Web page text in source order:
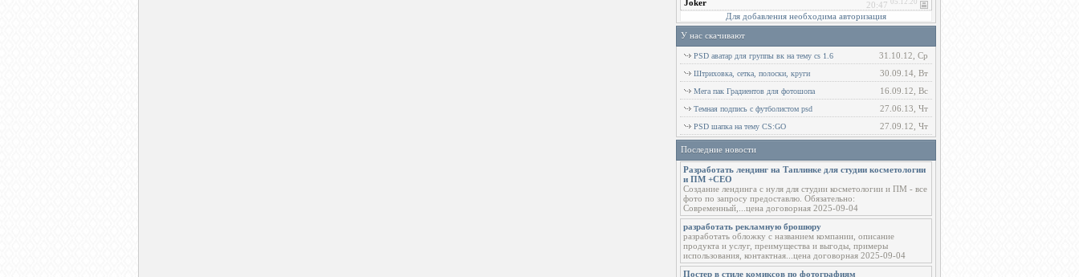
Для добавления необходима авторизация
У нас скачивают
31.10.12, Ср
PSD аватар для группы вк на тему cs 1.6
30.09.14, Вт
Штриховка, сетка, полоски, круги
16.09.12, Вс
Мега пак Градиентов для фотошопа
27.06.13, Чт
Темная подпись с футболистом psd
27.09.12, Чт
PSD шапка на тему CS:GO
Последние новости
Разработать лендинг на Таплинке для студии косметологии
и ПМ +СЕО
Создание лендинга с нуля для студии косметологии и ПМ - все
фото по запросу предоставлю. Обязательно:
Современный,...цена договорная 2025-09-04
разработать рекламную брошюру
разработать обложку с названием компании, описание
продукта и услуг, преимущества и выгоды, примеры
использования, контактная...цена договорная 2025-09-04
Постер в стиле комиксов по фотографиям